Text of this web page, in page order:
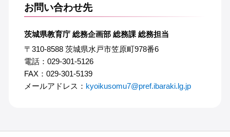
お問い合わせ先
茨城県教育庁 総務企画部 総務課 総務担当
〒310-8588 茨城県水戸市笠原町978番6
電話：029-301-5126
FAX：029-301-5139
メールアドレス： kyoikusomu7@pref.ibaraki.lg.jp